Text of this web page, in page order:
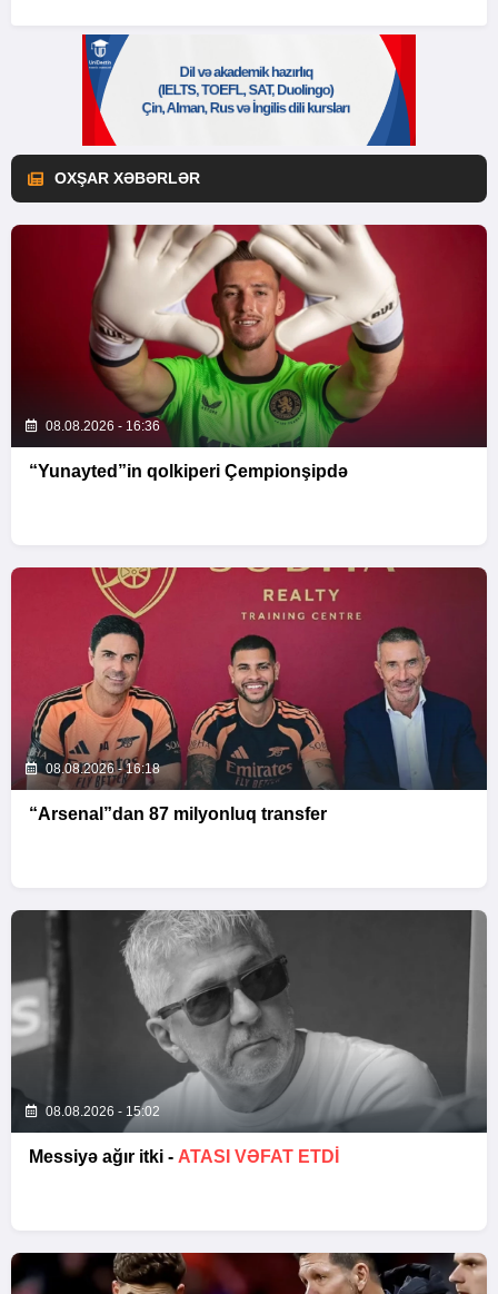
OXŞAR XƏBƏRLƏR
08.08.2026 - 16:36
“Yunayted”in qolkiperi Çempionşipdə
08.08.2026 - 16:18
“Arsenal”dan 87 milyonluq transfer
08.08.2026 - 15:02
Messiyə ağır itki - ATASI VƏFAT ETDI